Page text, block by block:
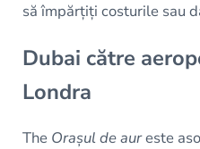
să împărțiți costurile sau
Dubai către
Londra
The Orașul de aureste